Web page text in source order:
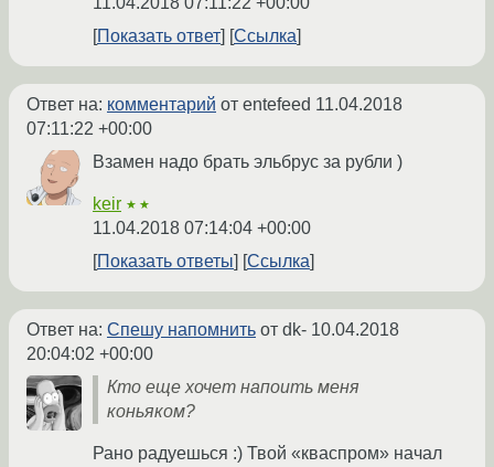
Показать ответ
Ссылка
Ответ на: комментарий от entefeed 11.04.2018
07:11:22 +00:00
Взамен надо брать эльбрус за рубли )
keir ★★
11.04.2018 07:14:04 +00:00
Показать ответы
Ссылка
Ответ на: Спешу напомнить от dk- 10.04.2018
20:04:02 +00:00
Кто еще хочет напоить меня
коньяком?
Рано радуешься :) Твой «кваспром» начал